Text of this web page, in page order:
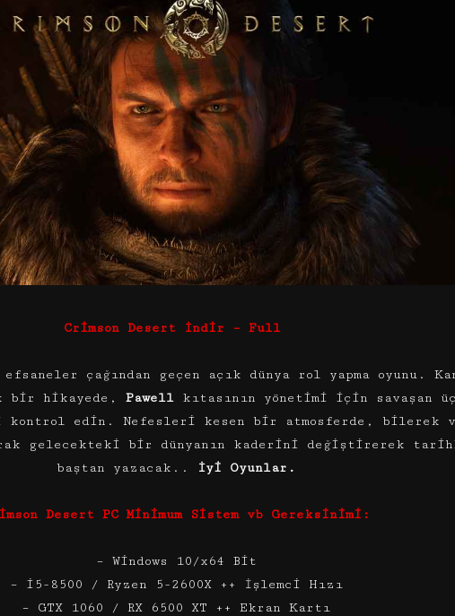
Crimson Desert İndir – Full
efsaneler çağından geçen açık dünya rol yapma oyunu.
bir hikayede,
Pawellkıtasının yönetimi için savaşan üç
edin. Nefesleri kesen bir atmosferde, bilerek
gelecekteki bir dünyanın kaderini değiştirerek
baştan yazacak..
İyi Oyunlar.
Desert PC Minimum Sistem vb Gereksinimi:
– Windows 10/x64 Bit
– i5-8500 / Ryzen 5-2600X ++ İşlemci Hızı
– GTX 1060 / RX 6500 XT ++ Ekran Kartı